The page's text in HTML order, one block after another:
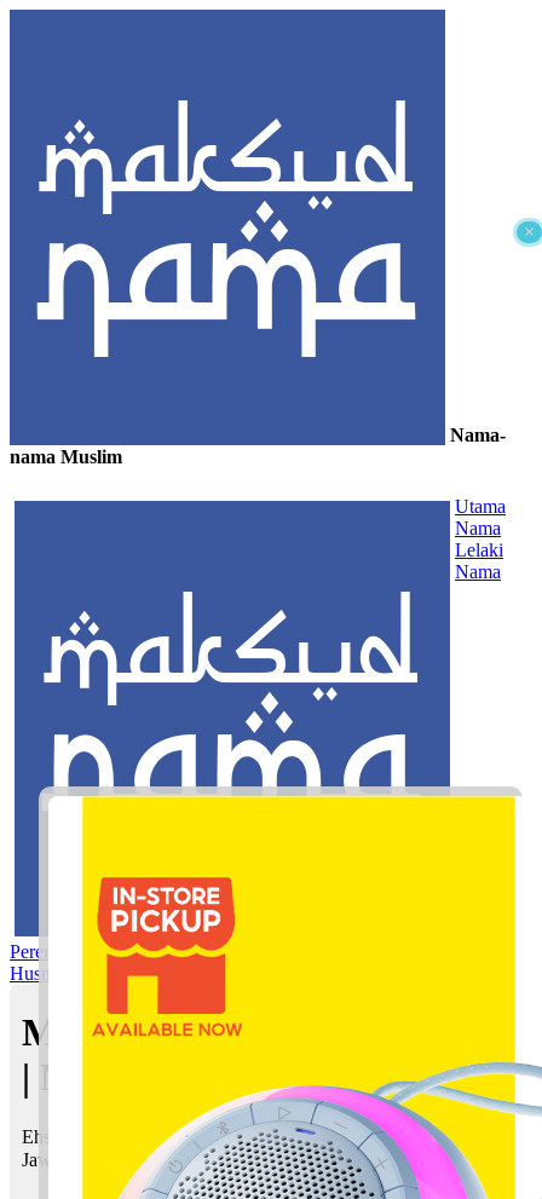
×
Nama-
nama Muslim
Utama
Nama
Lelaki
Nama
Perempuan Nama Pilihan Nama Gabungan
Husna
Mom's Club
Maksud nama Ehsan Muazzir
| Maksud Nama dalam Islam
Ehsan Muazzir bermaksud Kehebatan; Penolong, penyokong
Jawi:
احسن موعزر